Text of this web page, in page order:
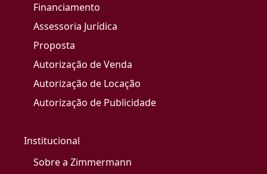
Financiamento
Assessoria Jurídica
Proposta
Autorização de Venda
Autorização de Locação
Autorização de Publicidade
Institucional
Sobre a Zimmermann